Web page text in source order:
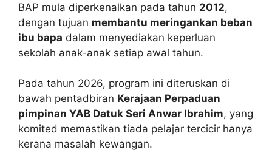
BAP mula diperkenalkan pada tahun 2012,
dengan tujuan membantu meringankan beban
ibu bapa dalam menyediakan keperluan
sekolah anak-anak setiap awal tahun.
Pada tahun 2026, program ini diteruskan di
bawah pentadbiran Kerajaan Perpaduan
pimpinan YAB Datuk Seri Anwar Ibrahim, yang
komited memastikan tiada pelajar tercicir hanya
kerana masalah kewangan.